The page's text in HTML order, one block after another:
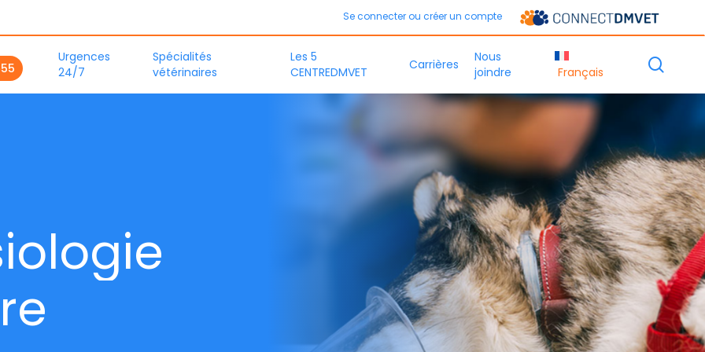
Se connecter ou créer un compte
Urgences
24/7
Spécialités
vétérinaires
Les 5
CENTREDMVET
Carrières
Nous
joindre
Français
iologie
re